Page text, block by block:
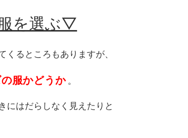
を選ぶ▽
るところもありますが、
服かどうか 。
にはだらしなく見えたりと